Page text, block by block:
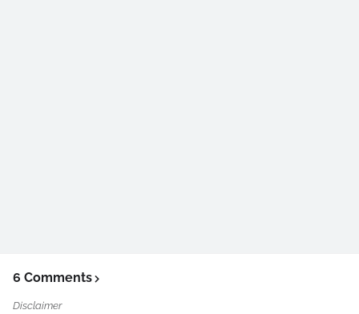
6 Comments
Disclaimer